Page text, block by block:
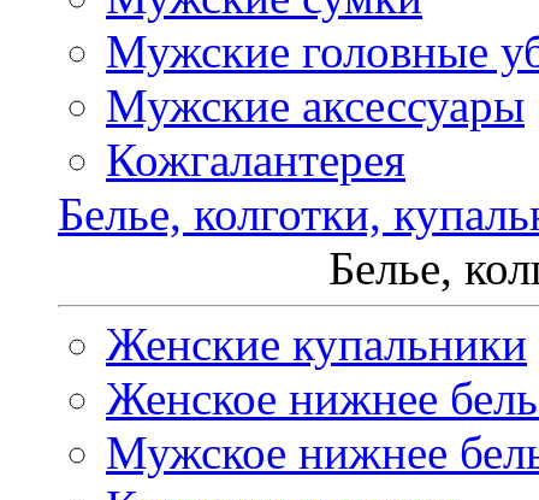
Мужские головные
Мужские аксессуары
Кожгалантерея
Белье, колготки,
Белье,
Женские купальники
Женское нижнее
Мужское нижнее